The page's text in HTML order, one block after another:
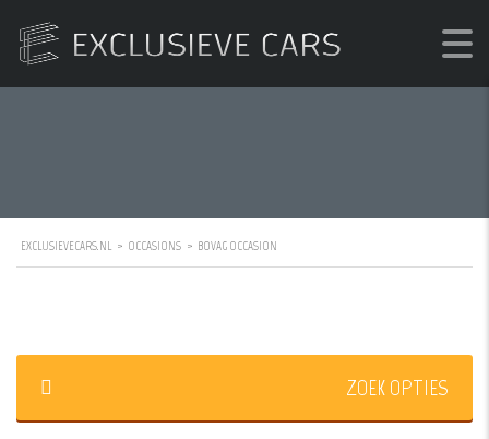
EXCLUSIEVECARS.NL > OCCASIONS > BOVAG OCCASION
ZOEK OPTIES